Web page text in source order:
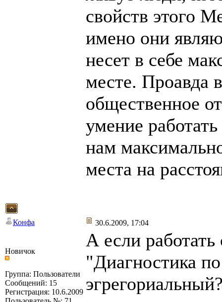
свойств этого
имено они
несет в себе
месте. Проавда
общественное
умение
нам
места на
Конфа 30.6.2009, 17:04
Новичок
Группа: Пользователи
Сообщений: 15
Регистрация: 10.6.2009
А если
"Диагностика